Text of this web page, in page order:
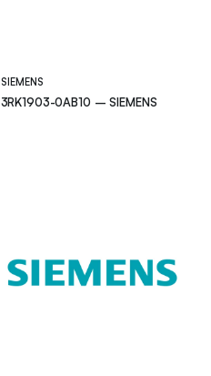
SIEMENS
3RK1903-0AB10 – SIEMENS